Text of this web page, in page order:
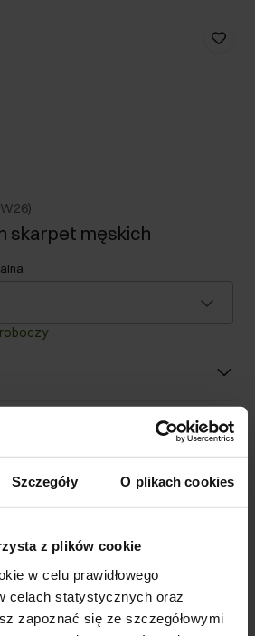
Szczegóły O plikach cookies
z plików cookie
w celu prawidłowego
celach statystycznych oraz
zapoznać się ze szczegółowymi
skarpet męskich